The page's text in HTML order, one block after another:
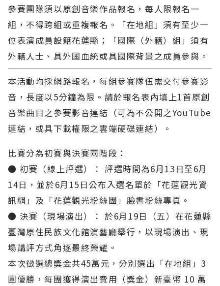
參賽團隊須以原創音樂作品報名，每人限報名一
組，不得跨組或重複報名。「在地組」須有至少一
位表演成員設籍花蓮縣；「國際（外籍）組」須有
外籍人士、具外國血統或具國際背景之成員參與。
本活動均採網路報名，每組參賽隊伍需交付參賽影
音，長度以5分鐘為限。請於報名表內填上1首原創
音樂曲目之參賽影音連結（可為不公開之YouTube
連結，或具下載權限之雲端硬碟連結）。
比賽分為初賽與決賽兩階段：
● 初賽（線上評選）： 評選時間為6月13日至6月
14日，並於6月15日公布入選名單於「花蓮觀光資
訊網」及「花蓮觀光粉絲團」臉書粉絲專頁。
● 決賽（現場演出）： 於6月19日（五）在花蓮縣
臺灣原住民族文化館演藝廳舉行，以現場演出、現
場講評方式角逐最終榮耀。
本次徵選總獎金共45萬元，分別選出「在地組」3
團優勝，每團獲得演出費用（獎金）新臺幣 10 萬